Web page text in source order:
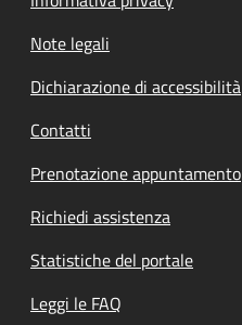
Note legali
Dichiarazione di accessibilità
Contatti
Prenotazione appuntamento
Richiedi assistenza
Statistiche del portale
Leggi le FAQ